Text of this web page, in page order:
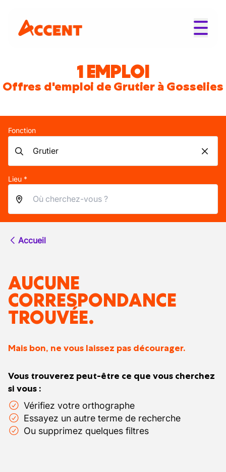
1 EMPLOI
Offres d'emploi de Grutier à Gosselies
Fonction
Lieu *
Accueil
AUCUNE
CORRESPONDANCE
TROUVÉE.
Mais bon, ne vous laissez pas décourager.
Vous trouverez peut-être ce que vous cherchez
si vous :
Vérifiez votre orthographe
Essayez un autre terme de recherche
Ou supprimez quelques filtres